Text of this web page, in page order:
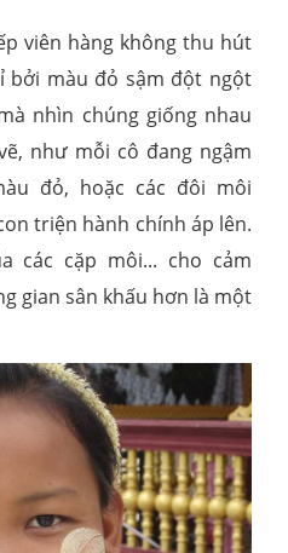
viên hàng không thu hút
bởi màu đỏ sậm đột ngột
nhìn chúng giống nhau
như mỗi cô đang ngậm
đỏ, hoặc các đôi môi
triện hành chính áp lên.
các cặp môi... cho cảm
gian sân khấu hơn là một